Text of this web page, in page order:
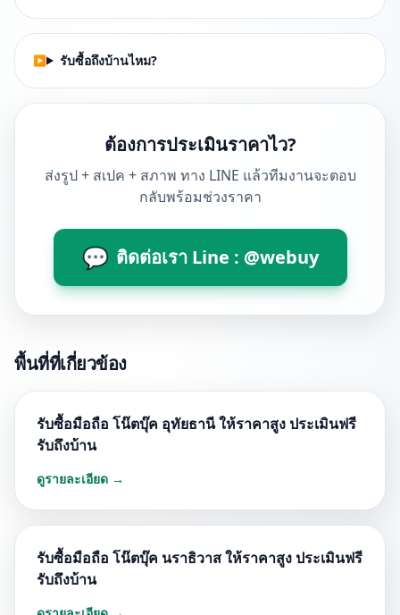
รับซื้อถึงบ้านไหม?
ต้องการประเมินราคาไว?
ส่งรูป + สเปค + สภาพ ทาง LINE แล้วทีมงานจะตอบ
กลับพร้อมช่วงราคา
💬 ติดต่อเรา Line : @webuy
พื้นที่ที่เกี่ยวข้อง
รับซื้อมือถือ โน๊ตบุ๊ค อุทัยธานี ให้ราคาสูง ประเมินฟรี
รับถึงบ้าน
ดูรายละเอียด →
รับซื้อมือถือ โน๊ตบุ๊ค นราธิวาส ให้ราคาสูง ประเมินฟรี
รับถึงบ้าน